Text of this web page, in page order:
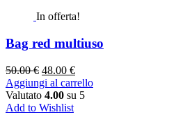
In offerta!
Bag red multiuso
50.00€ 48.00 €
Aggiungi al carrello
Valutato 4.00 su 5
Add to Wishlist